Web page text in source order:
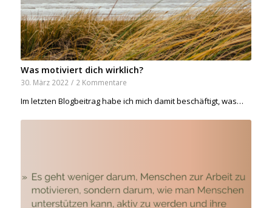
Was motiviert dich wirklich?
30. März 2022 / 2 Kommentare
Im letzten Blogbeitrag habe ich mich damit beschäftigt, was…